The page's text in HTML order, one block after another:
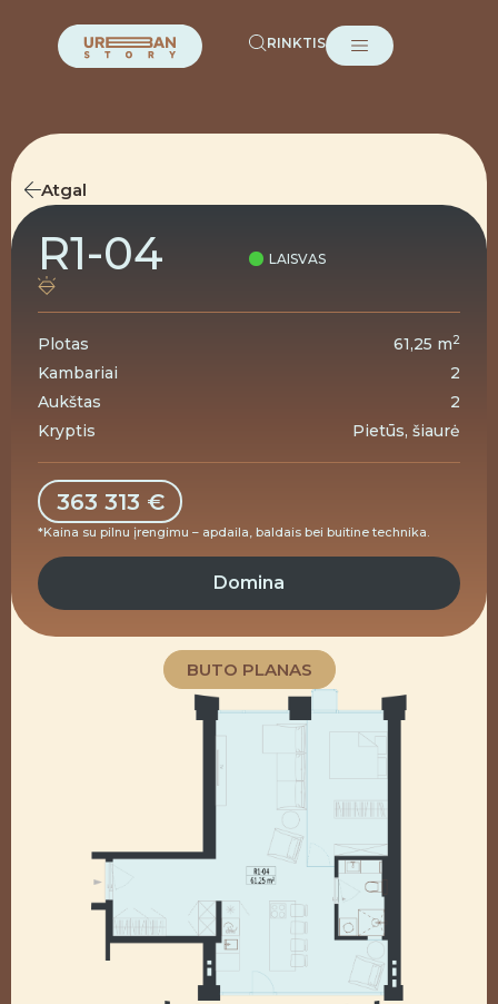
RINKTIS
Atgal
R1-04 LAISVAS
Plotas 61,25 m2
Kambariai
2
Aukštas
2
Kryptis
Pietūs, šiaurė
363 313 €
*Kaina su pilnu įrengimu – apdaila, baldais bei buitine technika.
Domina
BUTO PLANAS